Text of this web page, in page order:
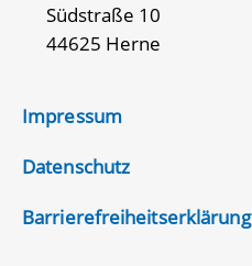
Südstraße 10
44625 Herne
Impressum
Datenschutz
Barrierefreiheitserklärung